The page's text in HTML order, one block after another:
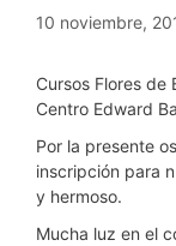
10 noviembre,
Cursos Flores de
Centro Edward
Por la presente
inscripción para
y hermoso.
Mucha luz en el